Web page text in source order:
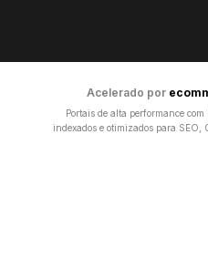
Acelerado por
Portais de alta performance
indexados e otimizados para SEO,